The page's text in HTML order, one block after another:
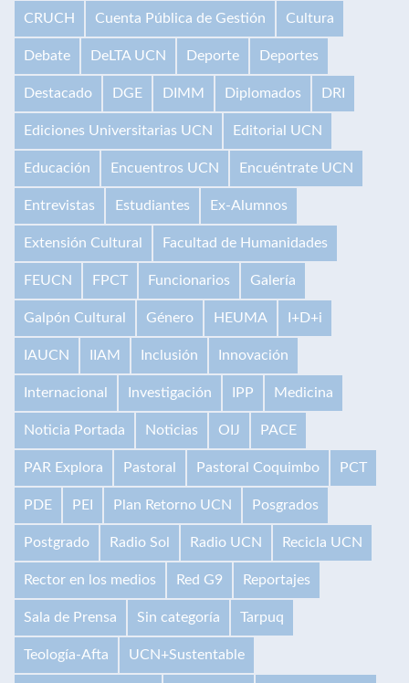
CRUCH Cuenta Pública de Gestión Cultura
Debate DeLTA UCN Deporte Deportes
Destacado DGE DIMM Diplomados DRI
Ediciones Universitarias UCN Editorial UCN
Educación Encuentros UCN Encuéntrate UCN
Entrevistas Estudiantes Ex-Alumnos
Extensión Cultural Facultad de Humanidades
FEUCN FPCT Funcionarios Galería
Galpón Cultural Género HEUMA I+D+i
IAUCN IIAM Inclusión Innovación
Internacional Investigación IPP Medicina
Noticia Portada Noticias OIJ PACE
PAR Explora Pastoral Pastoral Coquimbo PCT
PDE PEI Plan Retorno UCN Posgrados
Postgrado Radio Sol Radio UCN Recicla UCN
Rector en los medios Red G9 Reportajes
Sala de Prensa Sin categoría Tarpuq
Teología-Afta UCN+Sustentable